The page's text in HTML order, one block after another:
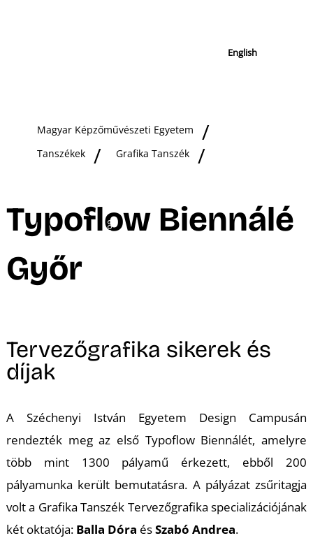
English
Magyar Képzőművészeti Egyetem
Tanszékek
Grafika Tanszék
Typoflow Biennálé
Győr
Tervezőgrafika sikerek és
díjak
A Széchenyi István Egyetem Design Campusán
rendezték meg az első Typoflow Biennálét, amelyre
több mint 1300 pályamű érkezett, ebből 200
pályamunka került bemutatásra. A pályázat zsűritagja
volt a Grafika Tanszék Tervezőgrafika specializációjának
két oktatója: Balla Dóra ésSzabó Andrea.